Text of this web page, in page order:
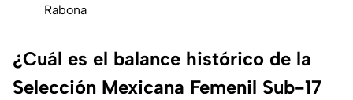
Rabona
¿Cuál es el balance histórico de la
Selección Mexicana Femenil Sub-17